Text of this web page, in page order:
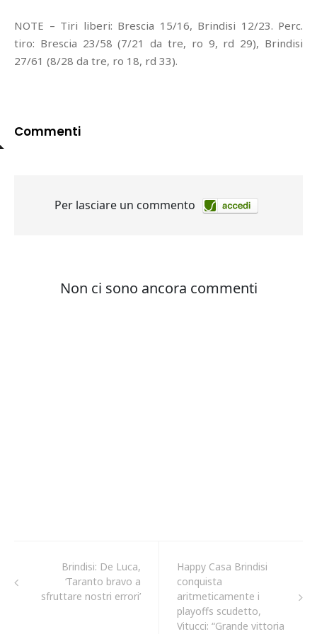
NOTE – Tiri liberi: Brescia 15/16, Brindisi 12/23. Perc.
tiro: Brescia 23/58 (7/21 da tre, ro 9, rd 29), Brindisi
27/61 (8/28 da tre, ro 18, rd 33).
Commenti
Brindisi: De Luca,
‘Taranto bravo a
sfruttare nostri errori’
Happy Casa Brindisi
conquista
aritmeticamente i
playoffs scudetto,
Vitucci: “Grande vittoria